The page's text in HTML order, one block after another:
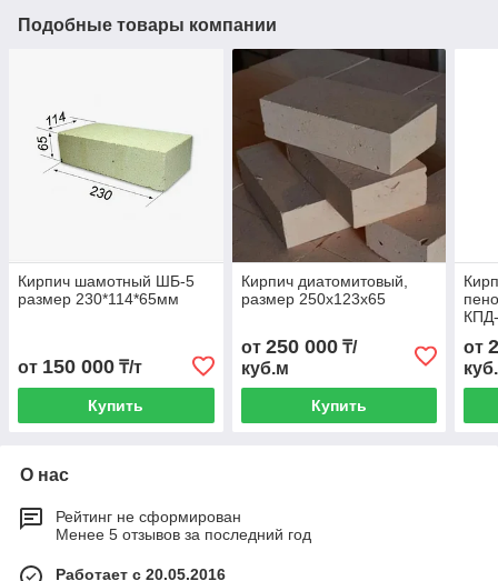
Подобные товары компании
Кирпич шамотный ШБ-5
размер 230*114*65мм
от 150 000 ₸/т
Купить
Кирпич диатомитовый,
размер 250х123х65
от 250 000₸/
куб.м
Купить
от
О нас
Рейтинг не сформирован
Менее 5 отзывов за последний год
Работает с 20.05.2016